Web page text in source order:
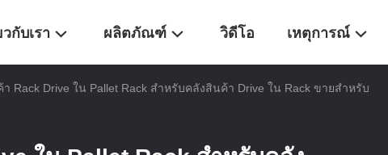
วกับเรา ผลิตภัณฑ์ วิดีโอ เหตุการณ์
Rack Drive ใน Pallet Rack สําหรับคลังสินค้า Drive ใน Rack ขายสําหรับ